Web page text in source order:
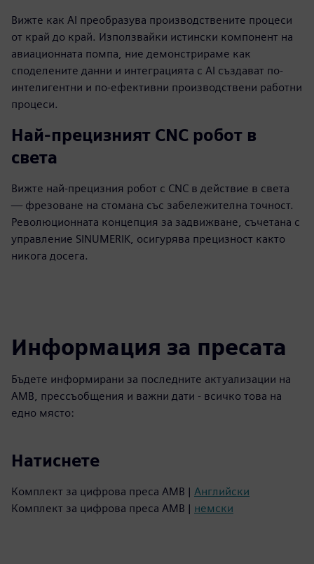
Вижте как AI преобразува производствените процеси
от край до край. Използвайки истински компонент на
авиационната помпа, ние демонстрираме как
споделените данни и интеграцията с AI създават по-
интелигентни и по-ефективни производствени работни
процеси.
Най-прецизният CNC робот в
света
Вижте най-прецизния робот с CNC в действие в света
— фрезоване на стомана със забележителна точност.
Революционната концепция за задвижване, съчетана с
управление SINUMERIK, осигурява прецизност както
никога досега.
Информация за пресата
Бъдете информирани за последните актуализации на
AMB, прессъобщения и важни дати - всичко това на
едно място:
Натиснете
Комплект за цифрова преса AMB | Английски
Комплект за цифрова преса AMB | немски